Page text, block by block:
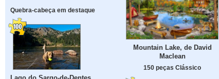
Quebra-cabeça em destaque
Mountain Lake, de David
Maclean
150 peças Clássico